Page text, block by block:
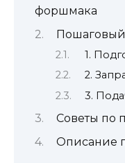
форшмака
1.
2.
3.
Советы по
Описание